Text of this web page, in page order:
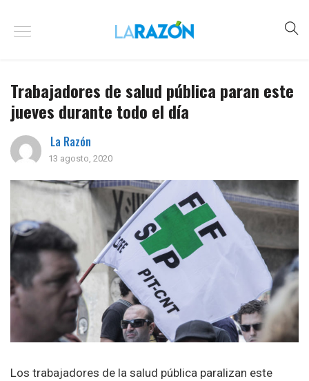
Trabajadores de salud pública paran este
jueves durante todo el día
La Razón
13 agosto, 2020
Los trabajadores de la salud pública paralizan este